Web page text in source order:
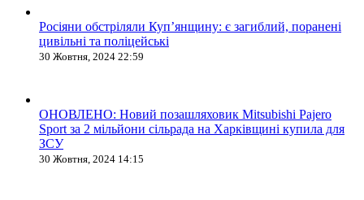
Росіяни обстріляли Купʼянщину: є загиблий, поранені
цивільні та поліцейські
30 Жовтня, 2024 22:59
ОНОВЛЕНО: Новий позашляховик Mitsubishi Pajero
Sport за 2 мільйони сільрада на Харківщині купила для
ЗСУ
30 Жовтня, 2024 14:15